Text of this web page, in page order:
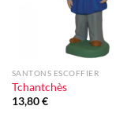
SANTONS ESCOFFIER
Tchantchès
13,80€